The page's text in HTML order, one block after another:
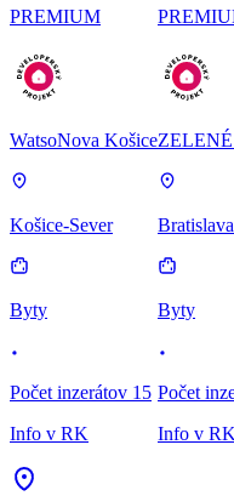
PREMIUM
WatsoNova Košice
Košice-Sever
Byty
Počet inzerátov 15
Info v RK
Byty
Počet
Info v RK